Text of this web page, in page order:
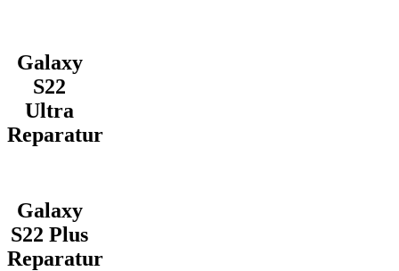
Galaxy
S22
Ultra
Reparatur
Galaxy
S22 Plus
Reparatur